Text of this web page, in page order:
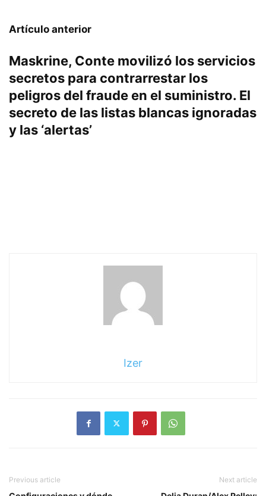
Artículo anterior
Maskrine, Conte movilizó los servicios
secretos para contrarrestar los
peligros del fraude en el suministro. El
secreto de las listas blancas ignoradas
y las ‘alertas’
Izer
Previous article Next article